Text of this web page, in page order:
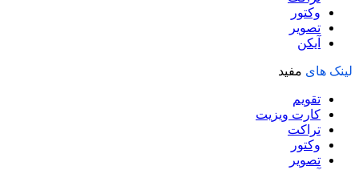
وکتور
تصویر
آیکن
لینک های مفید
تقویم
کارت ویزیت
تراکت
وکتور
تصویر